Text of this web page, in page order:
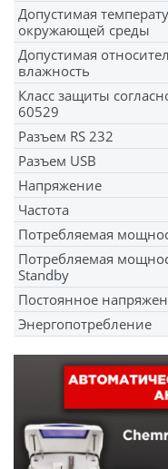
Допустимая
окружающей среды
Допустимая
влажность
Класс защиты
60529
Разъем RS 232
Разъем USB
Напряжение
Частота
Потребляемая
Потребляемая
Standby
Постоянное
Энергопотребление